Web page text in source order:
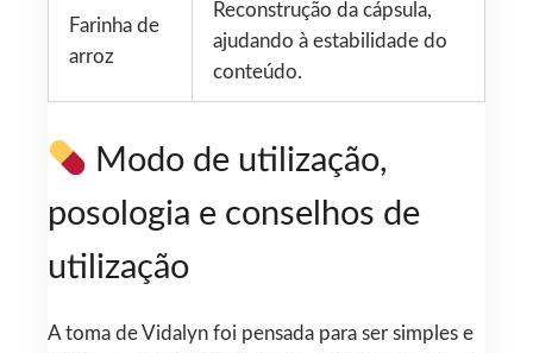
Farinha de
arroz
Reconstrução da cápsula,
ajudando à estabilidade do
conteúdo.
Modo de utilização,
posologia e conselhos de
utilização
A toma de Vidalyn foi pensada para ser simples e